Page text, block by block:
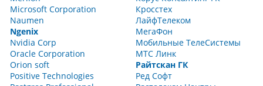
Microsoft Corporation
Naumen
Ngenix
Nvidia Corp
Oracle Corporation
Orion soft
Positive Technologies
Кросстех
ЛайфТелеком
МегаФон
Мобильные ТелеСистемы
МТС Линк
Райтскан ГК
Ред Софт